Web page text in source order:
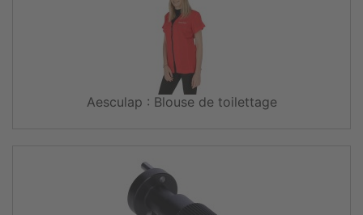
Aesculap : Blouse de toilettage